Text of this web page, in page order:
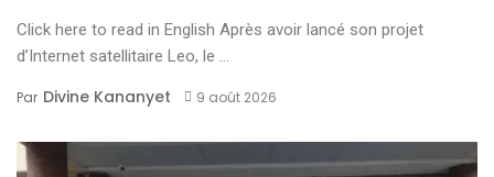
Click here to read in English Après avoir lancé son projet
d’Internet satellitaire Leo, le ...
Par Divine Kananyet 9 août 2026